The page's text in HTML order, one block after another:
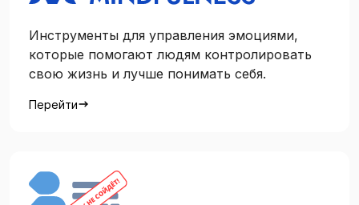
Инструменты для управления эмоциями,
которые помогают людям контролировать
свою жизнь и лучше понимать себя.
Перейти